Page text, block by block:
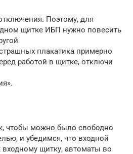
Поэтому, для
щитке ИБП нужно повесить
плакатика примерно
работой в щитке, отключи
чтобы можно было свободно
и убедимся, что входной
щитку, автоматы во